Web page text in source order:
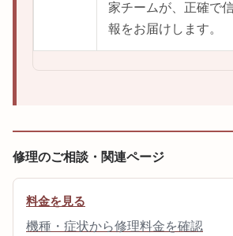
家チームが、正確で
報をお届けします。
修理のご相談・関連ページ
料金を見る
機種・症状から修理料金を確認